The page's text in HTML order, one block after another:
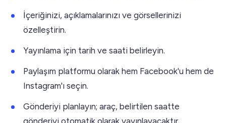
İçeriğinizi, açıklamalarınızı ve görsellerinizi
özelleştirin.
Yayınlama için tarih ve saati belirleyin.
Paylaşım platformu olarak hem Facebook'u hem de
Instagram'ı seçin.
Gönderiyi planlayın; araç, belirtilen saatte
gönderiyi otomatik olarak yayınlayacaktır.